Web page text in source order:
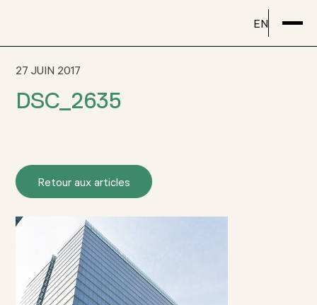
EN
27 JUIN 2017
DSC_2635
Retour aux articles